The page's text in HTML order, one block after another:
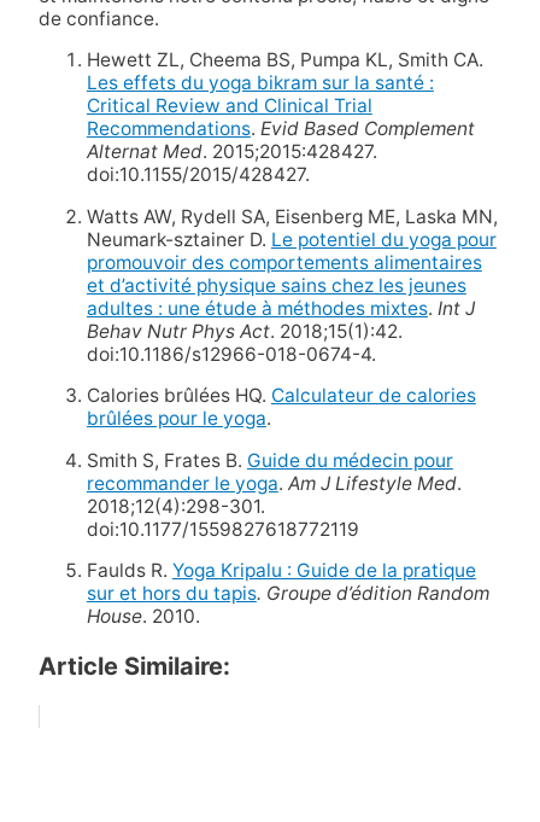
de confiance.
Hewett ZL, Cheema BS, Pumpa KL, Smith CA.
Les effets du yoga bikram sur la santé :
Critical Review and Clinical Trial
Recommendations. Evid Based Complement
Alternat Med. 2015;2015:428427.
doi:10.1155/2015/428427.
Watts AW, Rydell SA, Eisenberg ME, Laska MN,
Neumark-sztainer D. Le potentiel du yoga pour
promouvoir des comportements alimentaires
et d’activité physique sains chez les jeunes
adultes : une étude à méthodes mixtes. Int J
Behav Nutr Phys Act. 2018;15(1):42.
doi:10.1186/s12966-018-0674-4.
Calories brûlées HQ. Calculateur de calories
brûlées pour le yoga.
Smith S, Frates B. Guide du médecin pour
recommander le yoga. Am J Lifestyle Med.
2018;12(4):298-301.
doi:10.1177/1559827618772119
Faulds R. Yoga Kripalu : Guide de la pratique
sur et hors du tapis. Groupe d’édition Random
House. 2010.
Article Similaire: